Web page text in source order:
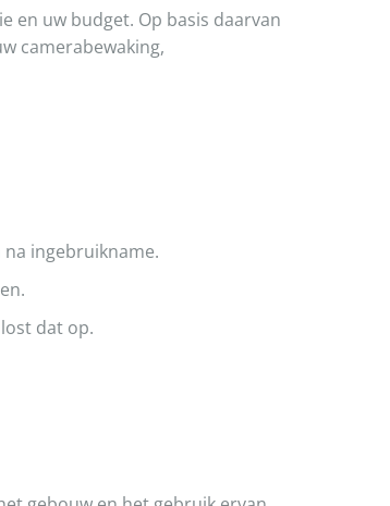
en uw budget. Op basis daarvan
camerabewaking,
ingebruikname.
dat op.